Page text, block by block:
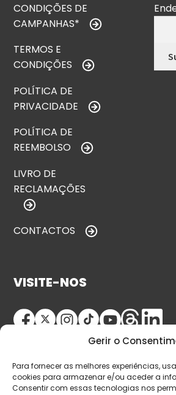
Gerir o
Para fornecer as melhores experiências,
cookies para armazenar e/ou aceder a
Consentir com essas tecnologias nos
CONDIÇÕES DE
CAMPANHAS*
TERMOS E
CONDIÇÕES
POLÍTICA DE
PRIVACIDADE
POLÍTICA DE
REEMBOLSO
LIVRO DE
RECLAMAÇÕES
CONTACTOS
VISITE-NOS